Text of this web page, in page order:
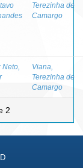
Terezinha de
Camargo
Viana,
Terezinha de
Camargo
2